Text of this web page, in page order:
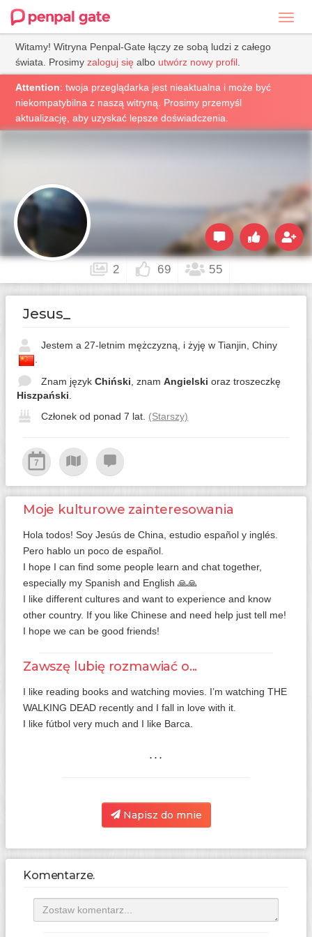
Witamy! Witryna Penpal-Gate łączy ze sobą ludzi z całego
świata. Prosimy zaloguj się albo utwórz nowy profil
Attention: twoja przeglądarka jest nieaktualna i może być
niekompatybilna z naszą witryną. Prosimy przemyśl
aktualizację, aby uzyskać lepsze doświadczenia.
2 69 55
Jesus_
Jestem a 27-letnim mężczyzną, i żyję w Tianjin, Chiny
.
Znam językChiński , znamAngielski oraz troszeczkę
Hiszpański
Członek od ponad 7 lat. (Starszy)
7
Moje kulturowe zainteresowania
Hola todos! Soy Jesús de China, estudio español y inglés.
Pero hablo un poco de español.
I hope I can find some people learn and chat together,
especially my Spanish and English 🙏🙏
I like different cultures and want to experience and know
other country. If you like Chinese and need help just tell me!
I hope we can be good friends!
Zawszę lubię rozmawiać o...
I like reading books and watching movies. I’m watching THE
WALKING DEAD recently and I fall in love with it.
I like fútbol very much and I like Barca.
...
Napisz do mnie
Komentarze.